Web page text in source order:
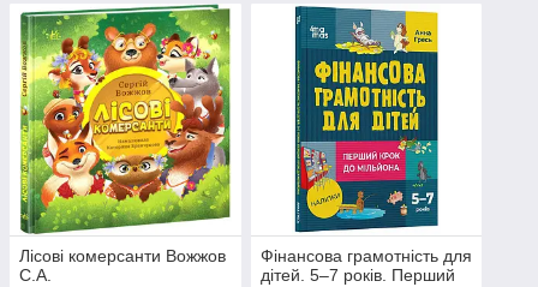
Лісові комерсанти Вожжов
С.А.
Фінансова грамотність для
дітей. 5–7 років. Перший